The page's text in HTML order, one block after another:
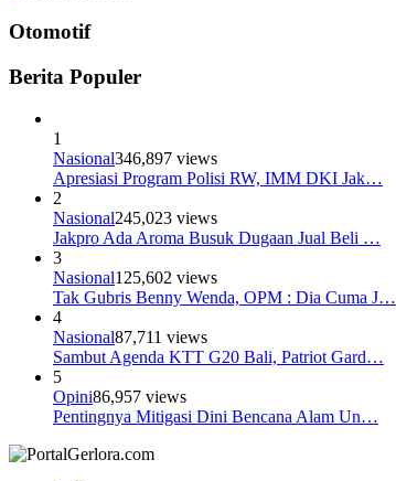
Otomotif
Berita Populer
1
Nasional346,897 views
Apresiasi Program Polisi RW, IMM DKI Jak…
2
Nasional245,023 views
Jakpro Ada Aroma Busuk Dugaan Jual Beli …
3
Nasional125,602 views
Tak Gubris Benny Wenda, OPM : Dia Cuma J…
4
Nasional87,711 views
Sambut Agenda KTT G20 Bali, Patriot Gard…
5
Opini86,957 views
Pentingnya Mitigasi Dini Bencana Alam Un…